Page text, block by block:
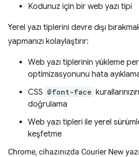
Kodunuz için bir web yazı tipi
Yerel yazı tiplerini devre dışı
yapmanızı kolaylaştırır:
Web yazı tiplerinin yükleme
optimizasyonunu hata
CSS @font-face
doğrulama
Web yazı tipleri ile yerel
keşfetme
Chrome, cihazınızda Courier New